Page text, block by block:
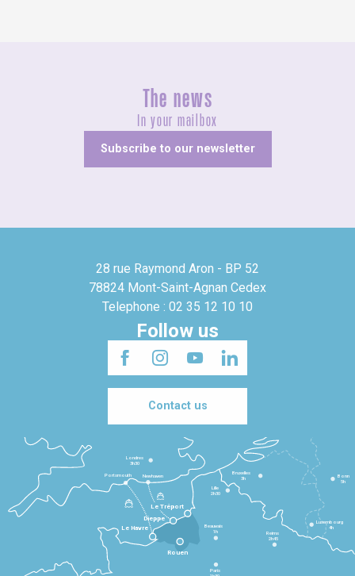
The news
In your mailbox
Subscribe to our newsletter
28 rue Raymond Aron - BP 52
78824 Mont-Saint-Agnan Cedex
Telephone : 02 35 12 10 10
Follow us
Contact us
Le Havre
Dieppe
Le Tréport
Paris
Beauvais
1h
Reims
2h45
Lille
2h30
Bruxelles
3h
Londres
3h30
Newhaven
Portsmouth
Bonn
5h
Luxembourg
4h
Rouen